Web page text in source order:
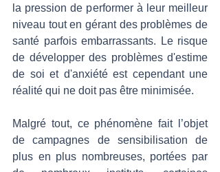
la pression de performer à leur meilleur
niveau tout en gérant des problèmes de
santé parfois embarrassants. Le risque
de développer des problèmes d'estime
de soi et d'anxiété est cependant une
réalité qui ne doit pas être minimisée.
Malgré tout, ce phénomène fait l’objet
de campagnes de sensibilisation de
plus en plus nombreuses, portées par